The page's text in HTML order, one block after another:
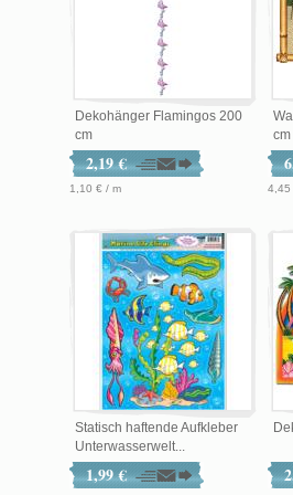
Dekohänger Flamingos 200
cm
2,19 €
1,10 € / m
cm
4,45
Statisch haftende Aufkleber
Unterwasserwelt...
1,99 €